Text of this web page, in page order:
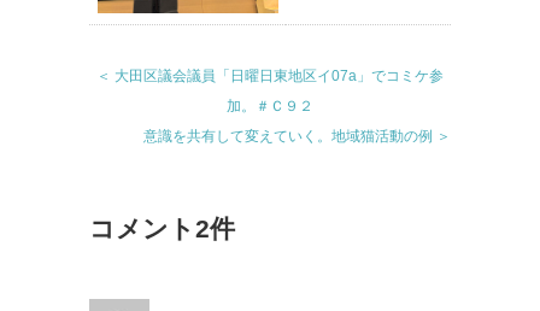
＜ 大田区議会議員「日曜日東地区イ07a」でコミケ参
加。＃Ｃ９２
意識を共有して変えていく。地域猫活動の例 ＞
コメント2件